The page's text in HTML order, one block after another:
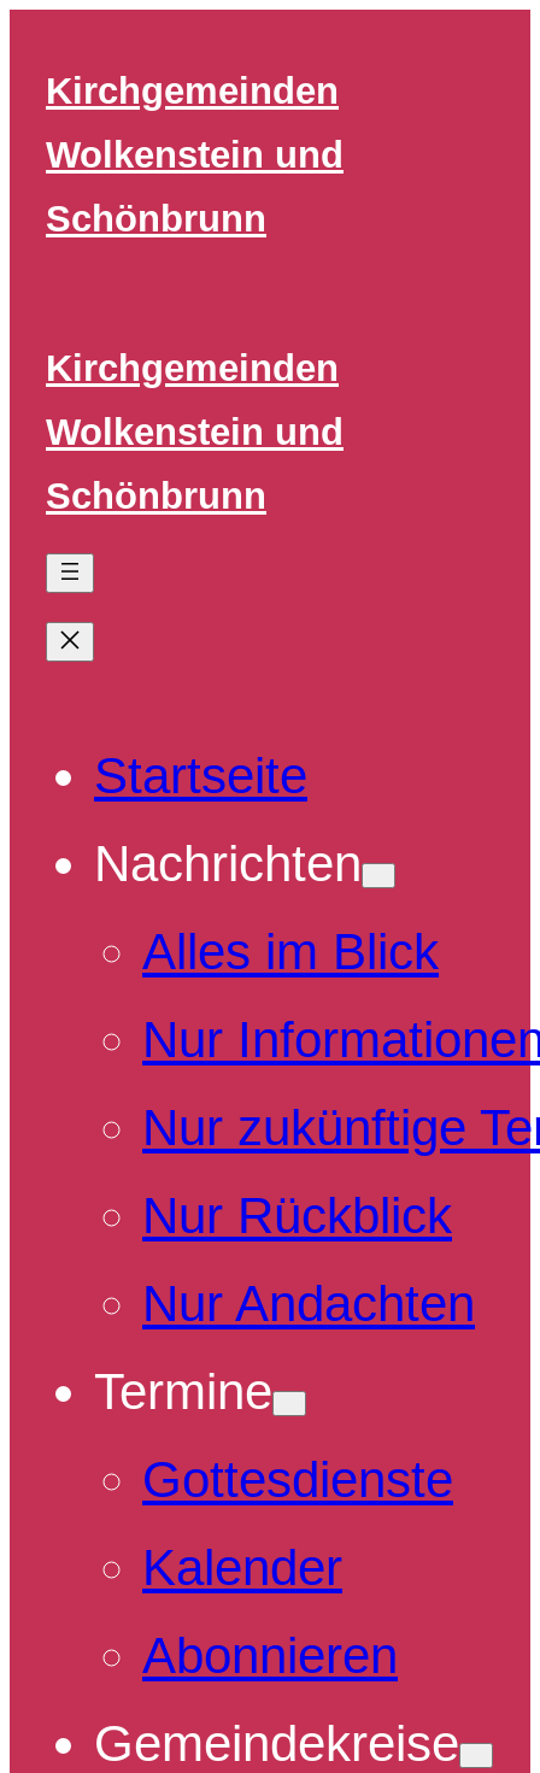
springen
Kirchgemeinden
Wolkenstein und
Schönbrunn
Kirchgemeinden
Wolkenstein und
Schönbrunn
Startseite
Nachrichten
Alles im Blick
Nur
Nur zukünftige
Nur Rückblick
Nur Andachten
Termine
Gottesdienste
Kalender
Abonnieren
Gemeindekreise